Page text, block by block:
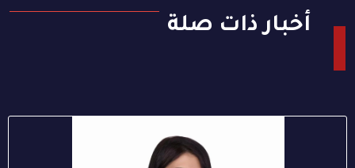
أخبار ذات صلة